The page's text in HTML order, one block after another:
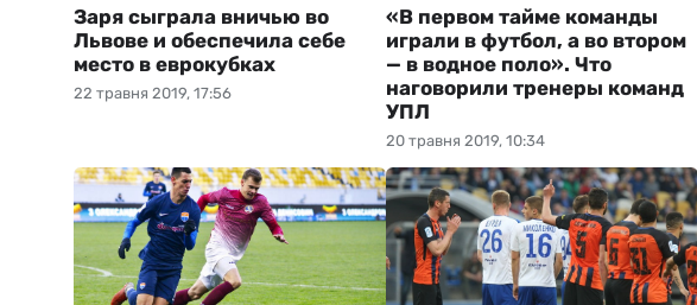
22 травня 2019, 17:56
Заря сыграла вничью во
Львове и обеспечила себе
место в еврокубках
20 травня 2019, 10:34
«В первом тайме команды
играли в футбол, а во втором
— в водное поло». Что
наговорили тренеры команд
УПЛ